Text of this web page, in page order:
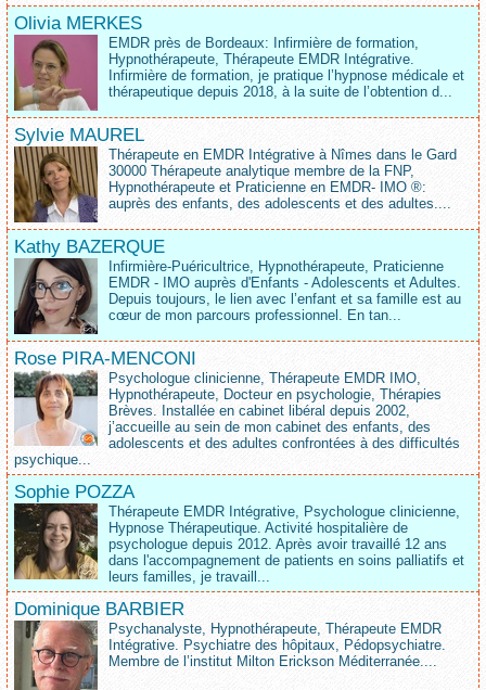
Olivia MERKES
EMDR près de Bordeaux: Infirmière de formation,
Hypnothérapeute, Thérapeute EMDR Intégrative.
Infirmière de formation, je pratique l’hypnose médicale et
thérapeutique depuis 2018, à la suite de l’obtention d...
Sylvie MAUREL
Thérapeute en EMDR Intégrative à Nîmes dans le Gard
30000 Thérapeute analytique membre de la FNP,
Hypnothérapeute et Praticienne en EMDR- IMO ®:
auprès des enfants, des adolescents et des adultes....
Kathy BAZERQUE
Infirmière-Puéricultrice, Hypnothérapeute, Praticienne
EMDR - IMO auprès d'Enfants - Adolescents et Adultes.
Depuis toujours, le lien avec l’enfant et sa famille est au
cœur de mon parcours professionnel. En tan...
Rose PIRA-MENCONI
Psychologue clinicienne, Thérapeute EMDR IMO,
Hypnothérapeute, Docteur en psychologie, Thérapies
Brèves. Installée en cabinet libéral depuis 2002,
j’accueille au sein de mon cabinet des enfants, des
adolescents et des adultes confrontées à des difficultés
psychique...
Sophie POZZA
Thérapeute EMDR Intégrative, Psychologue clinicienne,
Hypnose Thérapeutique. Activité hospitalière de
psychologue depuis 2012. Après avoir travaillé 12 ans
dans l'accompagnement de patients en soins palliatifs et
leurs familles, je travaill...
Dominique BARBIER
Psychanalyste, Hypnothérapeute, Thérapeute EMDR
Intégrative. Psychiatre des hôpitaux, Pédopsychiatre.
Membre de l’institut Milton Erickson Méditerranée....